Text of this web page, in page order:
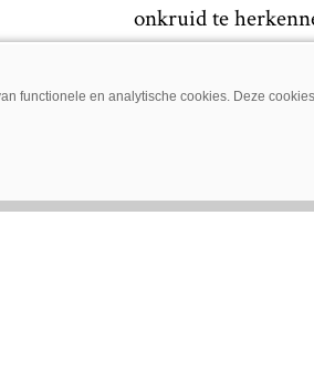
onkruid te
toegankelijk
kunnen gedaan
functionele en analytische cookies. Deze